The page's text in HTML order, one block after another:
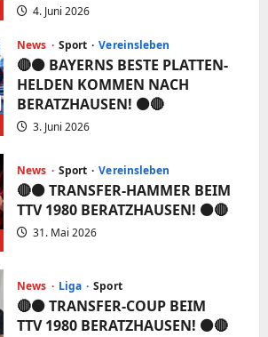
4. Juni 2026
News Sport Vereinsleben
🔴⚫️ BAYERNS BESTE PLATTEN-
HELDEN KOMMEN NACH
BERATZHAUSEN! ⚫️🔴
3. Juni 2026
News Sport Vereinsleben
🔴⚫️ TRANSFER-HAMMER BEIM
TTV 1980 BERATZHAUSEN! ⚫️🔴
31. Mai 2026
News Liga Sport
🔴⚫️ TRANSFER-COUP BEIM
TTV 1980 BERATZHAUSEN! ⚫️🔴